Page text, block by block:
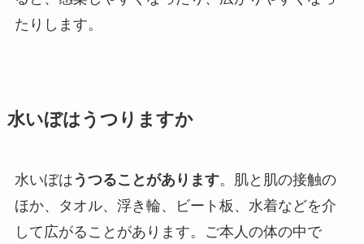
たりします。
水いぼはうつりますか
水いぼは うつることがあります。肌と肌の接触の
ほか、タオル、浮き輪、ビート板、水着などを介
して広がることがあります。ご本人の体の中で